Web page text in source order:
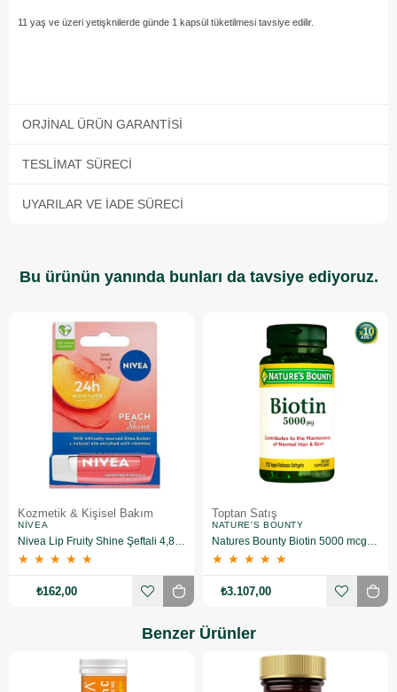
11 yaş ve üzeri yetişknilerde günde 1 kapsül tüketilmesi tavsiye edilir.
ORJINAL ÜRÜN GARANTISI
TESLIMAT SÜRECI
UYARILAR VE İADE SÜRECI
Bu ürünün yanında bunları da tavsiye ediyoruz.
Kozmetik & Kişisel Bakım
NIVEA
★ ★ ★ ★ ★
₺162,00
Toptan Satış
NATURE'S BOUNTY
★ ★ ★ ★ ★
₺3.107,00
Benzer Ürünler